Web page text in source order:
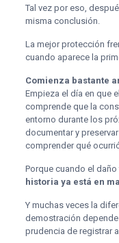
Tal vez por eso,
misma conclusión.
La mejor protección
cuando aparece la
Comienza bastante
Empieza el día en que
comprende que la
entorno durante los
documentar y
comprender qué
Porque cuando el
historia ya está en
Y muchas veces la
demostración
prudencia de registrar